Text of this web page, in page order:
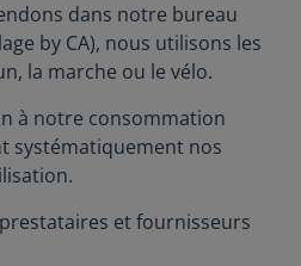
dans notre bureau
by CA), nous utilisons les
la marche ou le vélo.
à notre consommation
systématiquement nos
et fournisseurs